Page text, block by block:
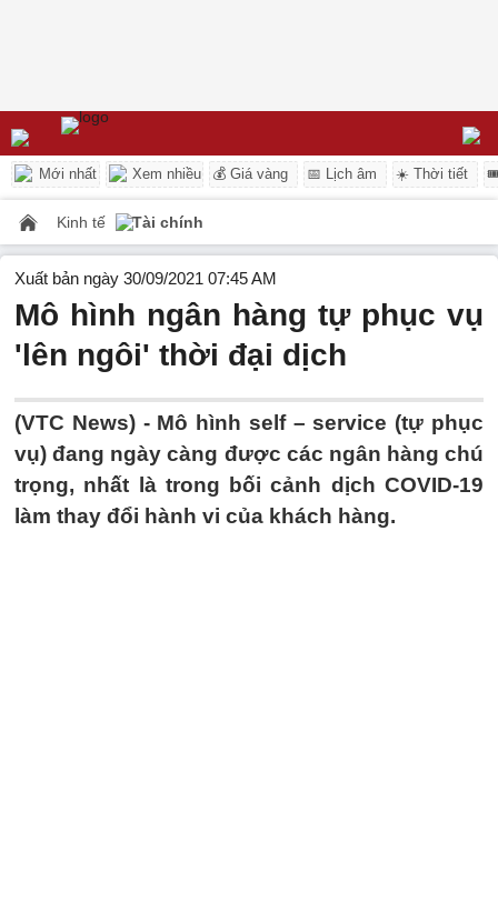
Mới nhất Xem nhiều 💰 Giá vàng 📅 Lịch âm ☀️ Thời tiết
Kinh tế Tài chính
Xuất bản ngày 30/09/2021 07:45 AM
Mô hình ngân hàng tự phục vụ
'lên ngôi' thời đại dịch
(VTC News) - Mô hình self – service (tự phục
vụ) đang ngày càng được các ngân hàng chú
trọng, nhất là trong bối cảnh dịch COVID-19
làm thay đổi hành vi của khách hàng.